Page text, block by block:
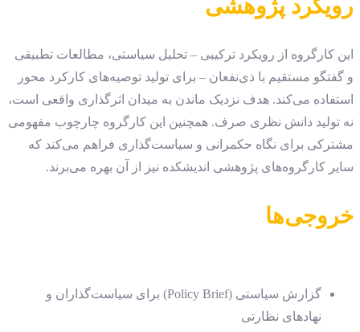
رویکرد پژوهشی
این کارگروه از رویکرد ترکیبی – تحلیل سیاستی، مطالعات تطبیقی
و گفتگو مستقیم با ذی‌نفعان – برای تولید توصیه‌های کارکرد محور
استفاده می‌کند. هدف نزدیک ماندن به میدان اثرگذاری واقعی است،
نه تولید دانش نظری صرف. همچنین این کارگروه چارچوب مفهومی
مشترکی برای نگاه حکمرانی و سیاست‌گذاری فراهم می‌کند که
سایر کارگروه‌های پژوهشی اندیشکده نیز از آن بهره می‌برند.
خروجی‌ها
گزارش سیاستی (Policy Brief) برای سیاست‌گذاران و
نهادهای نظارتی